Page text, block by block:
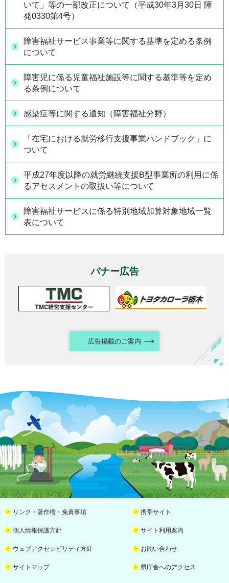
いて」等の一部改正について（平成30年3月30日 障
発0330第4号）
障害福祉サービス事業等に関する基準を定める条例
について
障害児に係る児童福祉施設等に関する基準等を定め
る条例について
感染症等に関する通知（障害福祉分野）
「在宅における就労移行支援事業ハンドブック」に
ついて
平成27年度以降の就労継続支援B型事業所の利用に係
るアセスメントの取扱い等について
障害福祉サービスに係る特別地域加算対象地域一覧
表について
バナー広告
広告掲載のご案内
リンク・著作権・免責事項 携帯サイト
個人情報保護方針 サイト利用案内
ウェブアクセシビリティ方針 お問い合わせ
サイトマップ 県庁舎へのアクセス